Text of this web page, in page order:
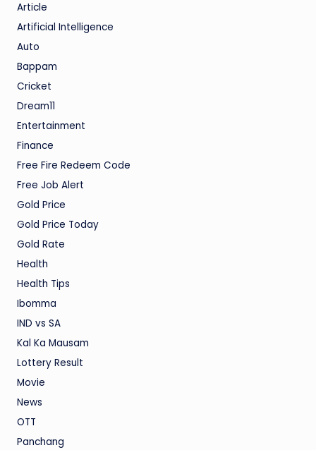
Article
Artificial Intelligence
Auto
Bappam
Cricket
Dream11
Entertainment
Finance
Free Fire Redeem Code
Free Job Alert
Gold Price
Gold Price Today
Gold Rate
Health
Health Tips
Ibomma
IND vs SA
Kal Ka Mausam
Lottery Result
Movie
News
OTT
Panchang